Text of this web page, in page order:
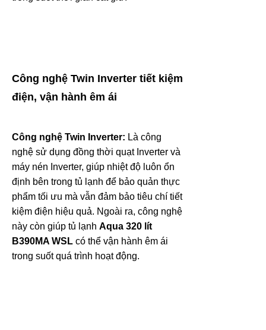
Công nghệ Twin Inverter tiết kiệm
điện, vận hành êm ái
Công nghệ Twin Inverter: Là công
nghệ sử dụng đồng thời quạt Inverter và
máy nén Inverter, giúp nhiệt độ luôn ổn
định bên trong tủ lạnh để bảo quản thực
phẩm tối ưu mà vẫn đảm bảo tiêu chí tiết
kiệm điện hiệu quả. Ngoài ra, công nghệ
này còn giúp tủ lạnh Aqua 320 lít
B390MA WSL có thể vận hành êm ái
trong suốt quá trình hoạt động.